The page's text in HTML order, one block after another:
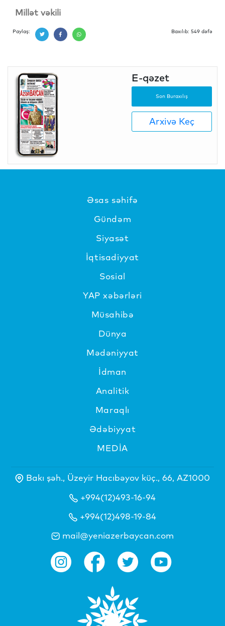
Millət vəkili
Paylaş: Baxılıb: 549 dəfə
E-qəzet
Son Buraxılış
Arxivə Keç
Əsas səhifə
Gündəm
Siyasət
İqtisadiyyat
Sosial
YAP xəbərləri
Müsahibə
Dünya
Mədəniyyat
İdman
Analitik
Maraqlı
Ədəbiyyat
MEDİA
Bakı şəh., Üzeyir Hacıbəyov küç., 66, AZ1000
+994(12)493-16-94
+994(12)498-19-84
mail@yeniazerbaycan.com